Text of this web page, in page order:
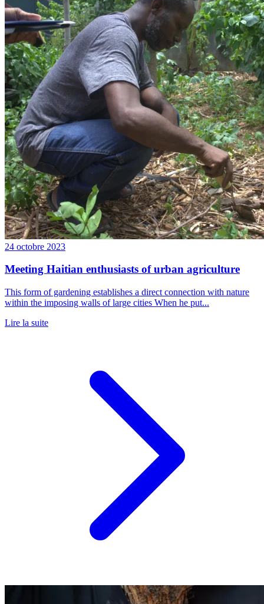
24 octobre 2023
Meeting Haitian enthusiasts of urban agriculture
This form of gardening establishes a direct connection with nature
within the imposing walls of large cities When he put...
Lire la suite